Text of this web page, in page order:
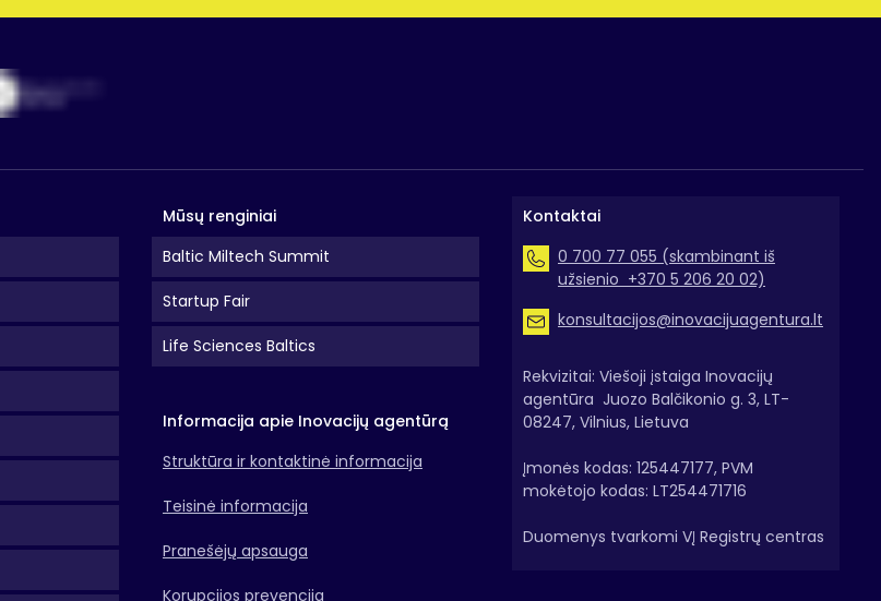
Mūsų renginiai
Baltic Miltech Summit
Startup Fair
Life Sciences Baltics
Informacija apie Inovacijų agentūrą
Struktūra ir kontaktinė informacija
Teisinė informacija
Pranešėjų apsauga
Korupcijos prevencija
Kontaktai
0 700 77 055 (skambinant iš
užsienio +370 5 206 20 02)
konsultacijos@inovacijuagentura.lt
Rekvizitai: Viešoji įstaiga Inovacijų
agentūra Juozo Balčikonio g. 3, LT-
08247, Vilnius, Lietuva
Įmonės kodas: 125447177, PVM
mokėtojo kodas: LT254471716
Duomenys tvarkomi VĮ Registrų centras